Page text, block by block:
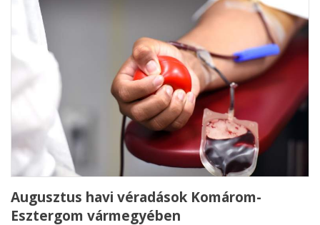
Augusztus havi véradások Komárom-
Esztergom vármegyében